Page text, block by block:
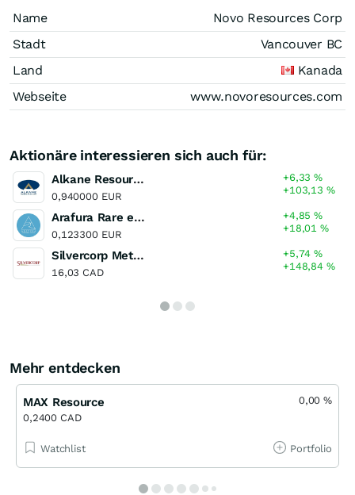
Name
Novo Resources Corp
Stadt
Vancouver BC
Land
Kanada
Webseite
www.novoresources.com
Aktionäre interessieren sich auch für:
Alkane Resources
0,940000 EUR
+6,33%
+103,13 %
Arafura Rare earths
0,123300 EUR
+4,85%
+18,01%
Silvercorp Metals
16,03 CAD
+5,74%
+148,84 %
Mehr entdecken
MAX Resource
0,2400 CAD
0,00%
Watchlist Portfolio